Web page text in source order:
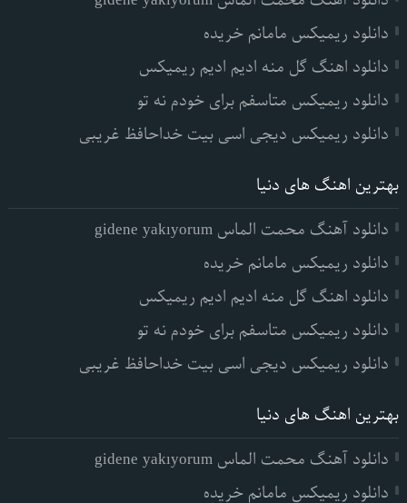
دانلود ریمیکس مامانم خریده
دانلود اهنگ گل منه ادیم ادیم ریمیکس
دانلود ریمیکس متاسفم برای خودم نه تو
دانلود ریمیکس دیجی اسی بیت خداحافظ غریبی
بهترین اهنگ های دنیا
دانلود آهنگ محمت الماس gidene yakıyorum
دانلود ریمیکس مامانم خریده
دانلود اهنگ گل منه ادیم ادیم ریمیکس
دانلود ریمیکس متاسفم برای خودم نه تو
دانلود ریمیکس دیجی اسی بیت خداحافظ غریبی
بهترین اهنگ های دنیا
دانلود آهنگ محمت الماس gidene yakıyorum
دانلود ریمیکس مامانم خریده